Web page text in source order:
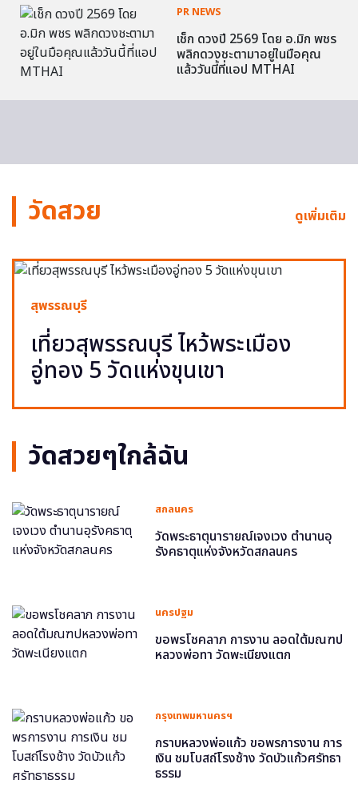
PR NEWS
เช็ก ดวงปี 2569 โดย อ.มิก พชร
พลิกดวงชะตามาอยู่ในมือคุณ
แล้ววันนี้ที่แอป MTHAI
วัดสวย ดูเพิ่มเติม
สุพรรณบุรี
เที่ยวสุพรรณบุรี ไหว้พระเมือง
อู่ทอง 5 วัดแห่งขุนเขา
วัดสวยๆใกล้ฉัน
สกลนคร
วัดพระธาตุนารายณ์เจงเวง ตำนานอุ
รังคธาตุแห่งจังหวัดสกลนคร
นครปฐม
ขอพรโชคลาภ การงาน ลอดใต้มณฑป
หลวงพ่อทา วัดพะเนียงแตก
กรุงเทพมหานครฯ
กราบหลวงพ่อแก้ว ขอพรการงาน การ
เงิน ชมโบสถ์โรงช้าง วัดบัวแก้วศรัทธา
ธรรม